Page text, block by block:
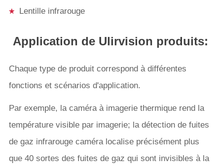
Lentille infrarouge
Application de Ulirvision produits:
Chaque type de produit correspond à différentes
fonctions et scénarios d'application.
Par exemple, la caméra à imagerie thermique rend la
température visible par imagerie; la détection de fuites
de gaz infrarouge caméra localise précisément plus
que 40 sortes des fuites de gaz qui sont invisibles à la